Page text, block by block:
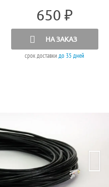
650 ₽
НА ЗАКАЗ
срок доставкидо 35 дней